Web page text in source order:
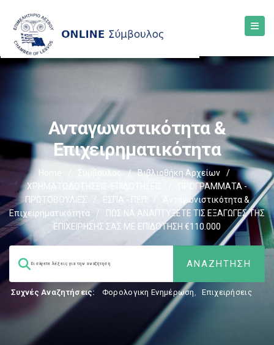
Ανταγωνιστικότητα &
Επιχειρηματικότητα
Home Σύμβουλος / Βιβλιοθήκη Αρχείων
/
ΧΡΗΜΑΤΟΔΟΤΗΣΕΙΣ-ΕΠΙΔΟΤΗΣΕΙΣ
ΠΡΟΓΡΑΜΜΑΤΑ -
ΠΡΩΤΟΒΟΥΛΙΕΣ
/ ΕΣΠΑ - ΠΕΠ
Ανταγωνιστικότητα &
Επιχειρηματικότητα
/
ΠΩΣ ΝΑ ΑΝΑΠΤΥΞΕΤΕ ΤΙΣ ΕΞΑΓΩΓΕΣ ΤΗΣ
ΕΠΙΧΕΙΡΗΣΗΣ ΣΑΣ ΜΕ ΕΠΙΔΟΤΗΣΗ €110.000
Συχνές Αναζητήσεις: Φορολογικη Ενημέρωση, Επιχειρήσεις